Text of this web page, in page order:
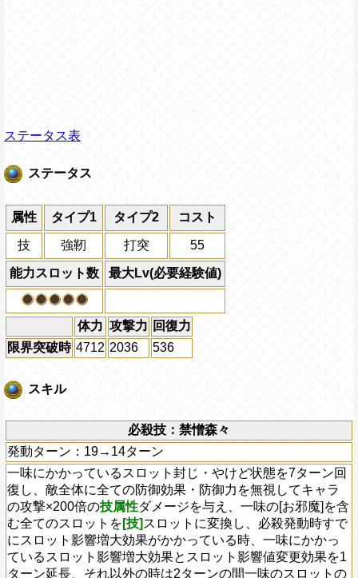
ステータス表
ステータス
属性 タイプ1 タイプ2 コスト
技 強靭 打突 55
能力スロット数 最大Lv(必要経験値)
体力 攻撃力 回復力
限界突破時 4712 2036 536
スキル
必殺技：禁憎森々
発動ターン：19→14ターン
一味にかかっているスロット封じ・やけど状態を7ターン回
復し、敵全体に全ての防御効果・防御力を無視してキャラ
の攻撃×200倍の技属性ダメージを与え、一味の[お邪魔]を含
む全てのスロットを [技] スロットに変換し、必殺発動時すで
にスロット影響増大効果がかかっている時、一味にかかっ
ているスロット影響増大効果とスロット影響値変更効果を1
ターン延長、それ以外の時は2ターンの間一味のスロットの